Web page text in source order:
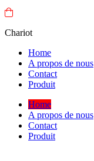
Chariot
Home
A propos de nous
Contact
Produit
Home
A propos de nous
Contact
Produit